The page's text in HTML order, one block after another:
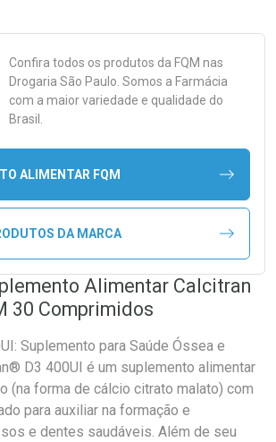
Confira todos os produtos da FQM nas
Drogaria São Paulo. Somos a Farmácia
com a maior variedade e qualidade do
Brasil.
ALIMENTAR FQM
DA MARCA
Alimentar Calcitran
30 Comprimidos
Suplemento para Saúde Óssea e
D3 400UI é um suplemento alimentar
(na forma de cálcio citrato malato) com
para auxiliar na formação e
e dentes saudáveis. Além de seu